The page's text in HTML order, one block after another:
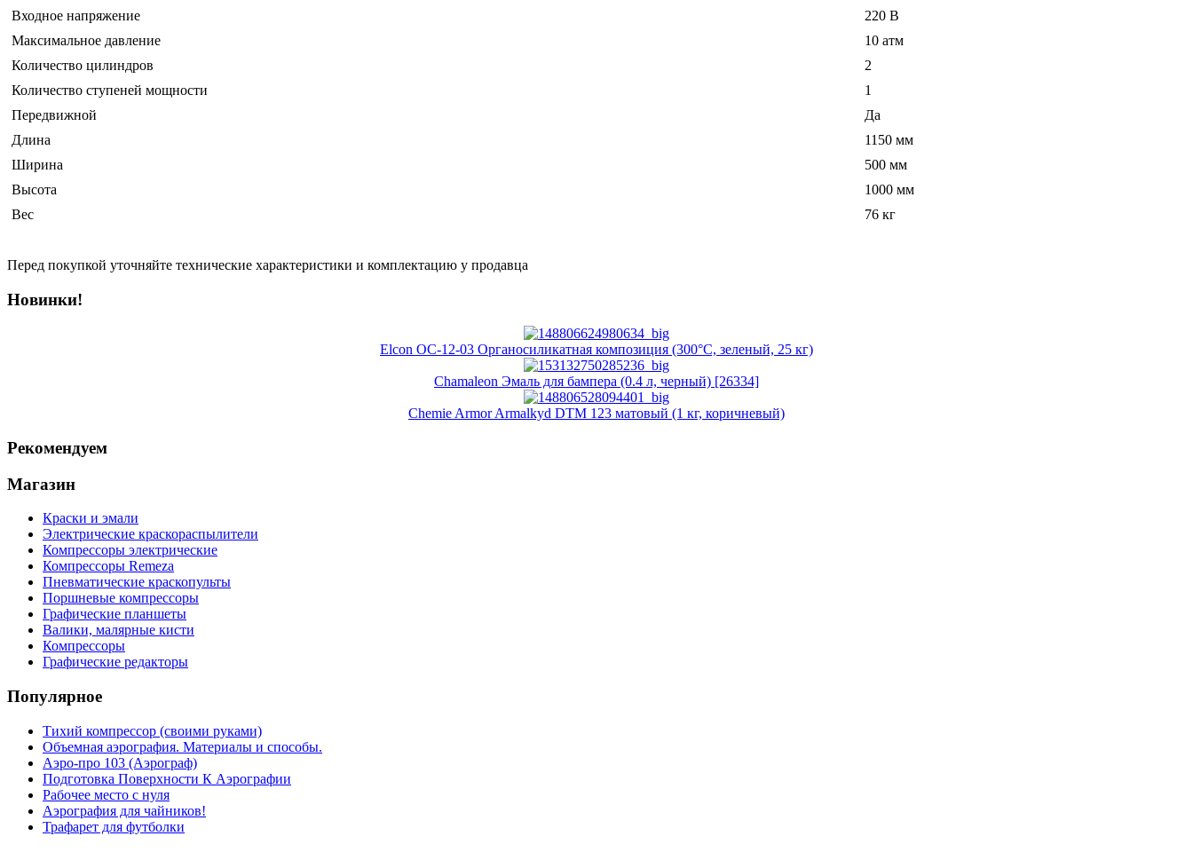
Входное напряжение
220 В
Максимальное давление
10 атм
Количество цилиндров
2
Количество ступеней мощности
1
Передвижной
Да
Длина
1150 мм
Ширина
500 мм
Высота
1000 мм
Вес
76 кг
Перед покупкой уточняйте технические характеристики и комплектацию у продавца
Новинки!
Elcon ОС-12-03 Органосиликатная композиция (300°C, зеленый, 25 кг)
Chamaleon Эмаль для бампера (0.4 л, черный) [26334]
Chemie Armor Armalkyd DTM 123 матовый (1 кг, коричневый)
Рекомендуем
Магазин
Краски и эмали
Электрические краскораспылители
Компрессоры электрические
Компрессоры Remeza
Пневматические краскопульты
Поршневые компрессоры
Графические планшеты
Валики, малярные кисти
Компрессоры
Графические редакторы
Популярное
Тихий компрессор (своими руками)
Объемная аэрография. Материалы и способы.
Аэро-про 103 (Аэрограф)
Подготовка Поверхности К Аэрографии
Рабочее место с нуля
Аэрография для чайников!
Трафарет для футболки